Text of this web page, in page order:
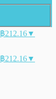
฿212.16▼
฿212.16▼